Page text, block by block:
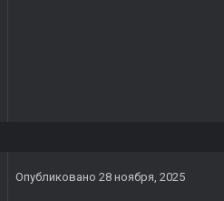
Опубликовано 28 ноября, 2025